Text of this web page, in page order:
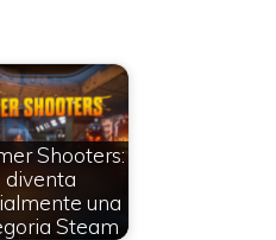
Shooters:
diventa
una
Steam